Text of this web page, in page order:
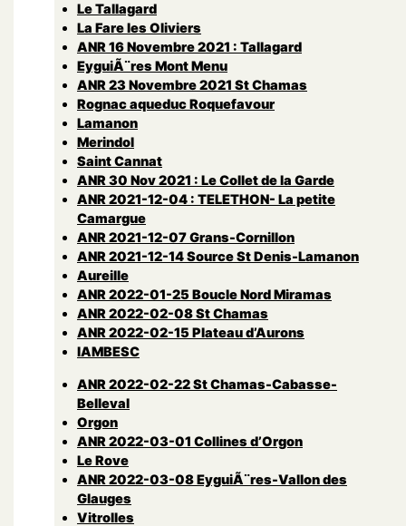
Le Tallagard
La Fare les Oliviers
ANR 16 Novembre 2021 : Tallagard
EyguiÃ¨res Mont Menu
ANR 23 Novembre 2021 St Chamas
Rognac aqueduc Roquefavour
Lamanon
Merindol
Saint Cannat
ANR 30 Nov 2021 : Le Collet de la Garde
ANR 2021-12-04 : TELETHON- La petite
Camargue
ANR 2021-12-07 Grans-Cornillon
ANR 2021-12-14 Source St Denis-Lamanon
Aureille
ANR 2022-01-25 Boucle Nord Miramas
ANR 2022-02-08 St Chamas
ANR 2022-02-15 Plateau d’Aurons
lAMBESC
ANR 2022-02-22 St Chamas-Cabasse-
Belleval
Orgon
ANR 2022-03-01 Collines d’Orgon
Le Rove
ANR 2022-03-08 EyguiÃ¨res-Vallon des
Glauges
Vitrolles